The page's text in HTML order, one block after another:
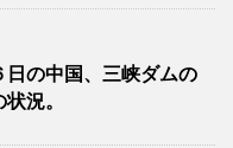
日の中国、三峡ダムの
況。